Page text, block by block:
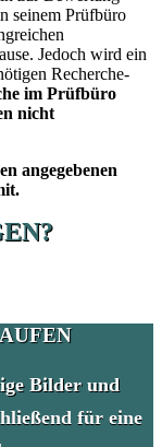
seinem Prüfbüro
Jedoch wird ein
Recherche-
im Prüfbüro
nicht
angegebenen
Bilder und
für eine